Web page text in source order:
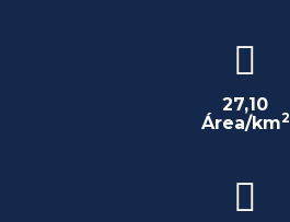
27,10
Área/km2